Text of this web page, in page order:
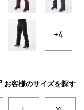
+4
お客様のサイズを探す